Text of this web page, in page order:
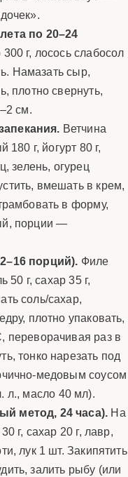
по 20–24
г, лосось слабосол
Намазать сыр,
плотно свернуть,
см.
Ветчина
г, йогурт 80 г,
зелень, огурец
вмешать в крем,
в форму,
порции —
порций). Филе
50 г, сахар 35 г,
соль/сахар,
плотно упаковать,
переворачивая раз в
тонко нарезать под
медовым соусом
л., масло 40 мл).
метод, 24 часа). На
г, сахар 20 г, лавр,
лук 1 шт. Закипятить
залить рыбу (или